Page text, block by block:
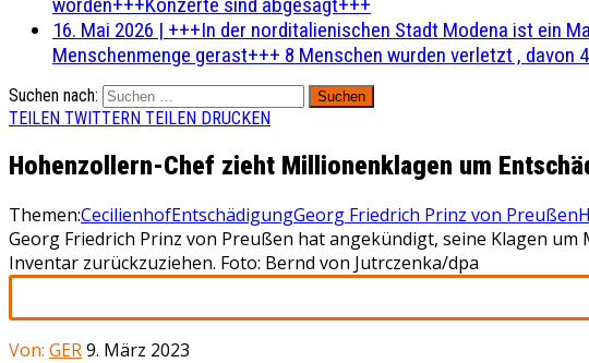
16. Mai 2026 | +++In der norditalienischen Stadt Modena ist ein
Menschenmenge gerast+++ 8 Menschen wurden verletzt , davon
Suchen nach:
TEILEN TWITTERN TEILEN DRUCKEN
Hohenzollern-Chef zieht Millionenklagen um
Themen:CecilienhofEntschädigungGeorg Friedrich Prinz von Preußen
Georg Friedrich Prinz von Preußen hat angekündigt, seine Klagen
Inventar zurückzuziehen. Foto: Bernd von Jutrczenka/dpa
Von: GER9. März 2023